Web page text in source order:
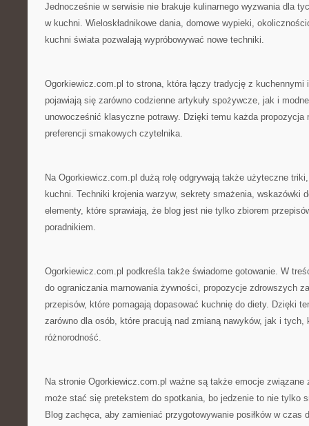
Jednocześnie w serwisie nie brakuje kulinarnego wyzwania dla
w kuchni. Wieloskładnikowe dania, domowe wypieki,
kuchni świata pozwalają wypróbowywać nowe techniki.
Ogorkiewicz.com.pl to strona, która łączy tradycję z kuchennymi
pojawiają się zarówno codzienne artykuły spożywcze, jak i
unowocześnić klasyczne potrawy. Dzięki temu każda propozycja
preferencji smakowych czytelnika.
Na Ogorkiewicz.com.pl dużą rolę odgrywają także użyteczne
kuchni. Techniki krojenia warzyw, sekrety smażenia, wskazówki
elementy, które sprawiają, że blog jest nie tylko zbiorem
poradnikiem.
Ogorkiewicz.com.pl podkreśla także świadome gotowanie. W
do ograniczania marnowania żywności, propozycje zdrowszych
przepisów, które pomagają dopasować kuchnię do diety. Dzięki
zarówno dla osób, które pracują nad zmianą nawyków, jak i tych,
różnorodność.
Na stronie Ogorkiewicz.com.pl ważne są także emocje związane
może stać się pretekstem do spotkania, bo jedzenie to nie tylko
Blog zachęca, aby zamieniać przygotowywanie posiłków w czas